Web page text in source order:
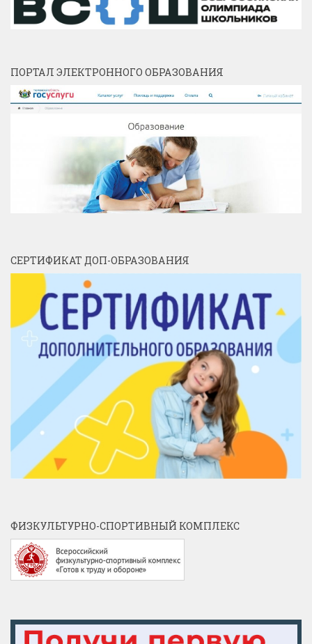
ПОРТАЛ ЭЛЕКТРОННОГО ОБРАЗОВАНИЯ
СЕРТИФИКАТ ДОП-ОБРАЗОВАНИЯ
ФИЗКУЛЬТУРНО-СПОРТИВНЫЙ КОМПЛЕКС